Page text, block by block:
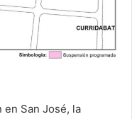
en San José, la